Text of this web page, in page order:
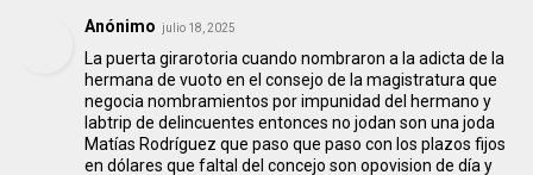
Anónimo julio 18, 2025
La puerta girarotoria cuando nombraron a la adicta de la
hermana de vuoto en el consejo de la magistratura que
negocia nombramientos por impunidad del hermano y
labtrip de delincuentes entonces no jodan son una joda
Matías Rodríguez que paso que paso con los plazos fijos
en dólares que faltal del concejo son opovision de día y